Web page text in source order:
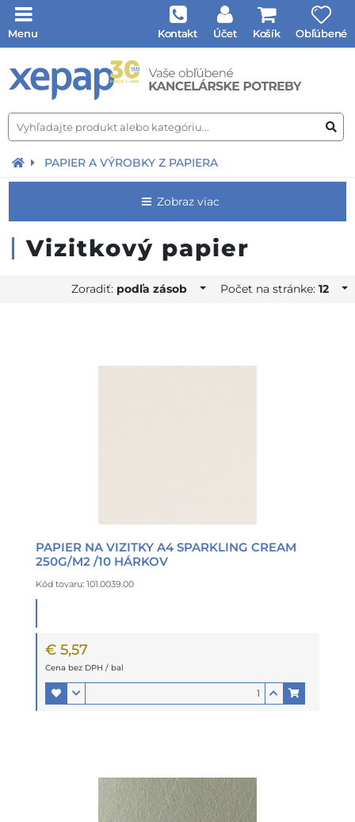
Menu Kontakt Účet Košík Obľúbené
PAPIER A VÝROBKY Z PAPIERA
Zobraz viac
Vizitkový papier
Zoradiť: podľa zásob Počet na stránke:12
PAPIER NA VIZITKY A4 SPARKLING CREAM
250G/M2 /10 HÁRKOV
Kód tovaru: 101.0039.00
€ 5,57
Cena bez DPH / bal